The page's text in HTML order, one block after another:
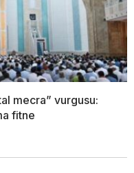
mecra” vurgusu:
fitne